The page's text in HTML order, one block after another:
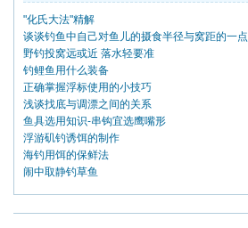
"化氏大法"精解
谈谈钓鱼中自己对鱼儿的摄食半径与窝距的一点
野钓投窝远或近 落水轻要准
钓鲤鱼用什么装备
正确掌握浮标使用的小技巧
浅谈找底与调漂之间的关系
鱼具选用知识-串钩宜选鹰嘴形
浮游矶钓诱饵的制作
海钓用饵的保鲜法
闹中取静钓草鱼